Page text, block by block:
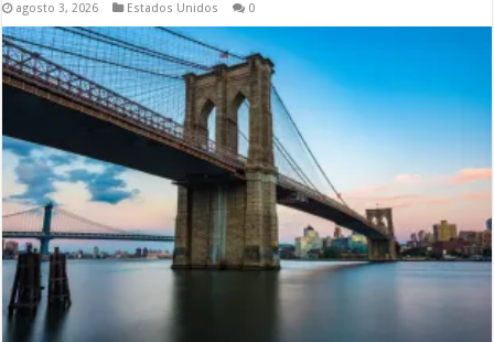
agosto 3, 2026 Estados Unidos 0